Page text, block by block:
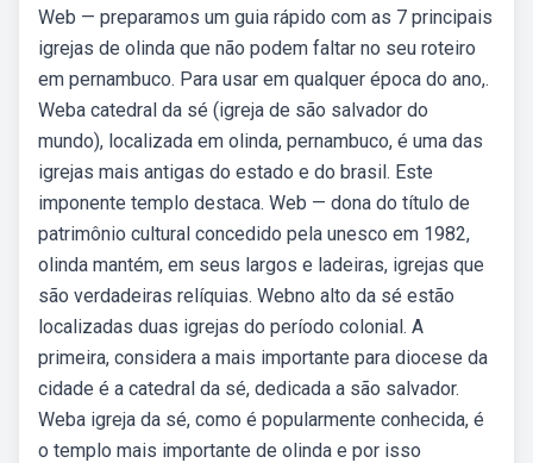
Web — preparamos um guia rápido com as 7 principais
igrejas de olinda que não podem faltar no seu roteiro
em pernambuco. Para usar em qualquer época do ano,.
Weba catedral da sé (igreja de são salvador do
mundo), localizada em olinda, pernambuco, é uma das
igrejas mais antigas do estado e do brasil. Este
imponente templo destaca. Web — dona do título de
patrimônio cultural concedido pela unesco em 1982,
olinda mantém, em seus largos e ladeiras, igrejas que
são verdadeiras relíquias. Webno alto da sé estão
localizadas duas igrejas do período colonial. A
primeira, considera a mais importante para diocese da
cidade é a catedral da sé, dedicada a são salvador.
Weba igreja da sé, como é popularmente conhecida, é
o templo mais importante de olinda e por isso